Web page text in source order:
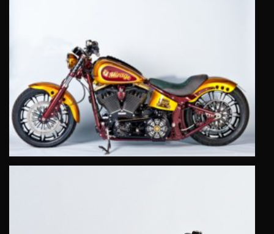
Afin que notre
site web
fonctionne
aussi bien que
possible
pendant votre
visite. Si vous
refusez ces
cookies,